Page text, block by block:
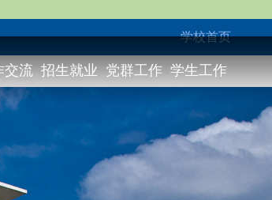
学校首页
交流招生就业党群工作学生工作